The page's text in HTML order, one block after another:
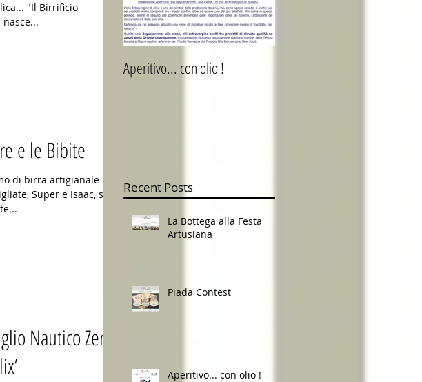
"Il Birrificio
nasce...
e le Bibite
di birra artigianale
Super e Isaac, si
Nautico Zero
Aperitivo... con olio !
Recent Posts
La Bottega alla Festa
Artusiana
Piada Contest
Aperitivo... con olio !